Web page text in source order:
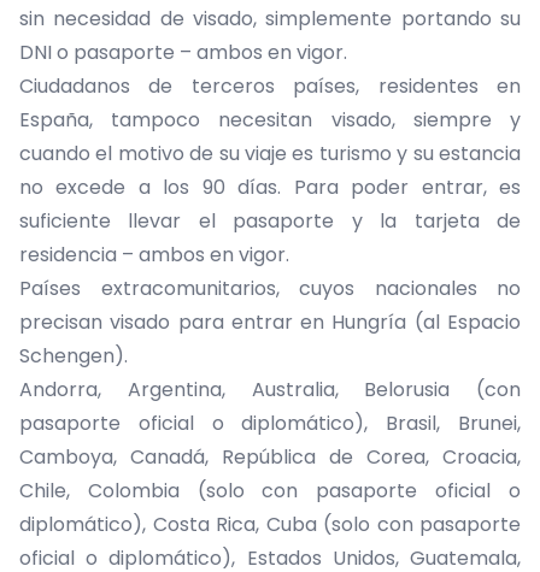
sin necesidad de visado, simplemente portando su
DNI o pasaporte – ambos en vigor.
Ciudadanos de terceros países, residentes en
España, tampoco necesitan visado, siempre y
cuando el motivo de su viaje es turismo y su estancia
no excede a los 90 días. Para poder entrar, es
suficiente llevar el pasaporte y la tarjeta de
residencia – ambos en vigor.
Países extracomunitarios, cuyos nacionales no
precisan visado para entrar en Hungría (al Espacio
Schengen).
Andorra, Argentina, Australia, Belorusia (con
pasaporte oficial o diplomático), Brasil, Brunei,
Camboya, Canadá, República de Corea, Croacia,
Chile, Colombia (solo con pasaporte oficial o
diplomático), Costa Rica, Cuba (solo con pasaporte
oficial o diplomático), Estados Unidos, Guatemala,